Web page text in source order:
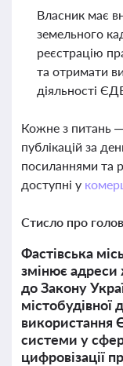
Власник має
земельного
реєстрацію
та отримати
діяльності
Кожне з питань
публікацій за
посиланнями та
доступні у
Стисло про
Фастівська
змінює адреси
до Закону
містобудівної
використання
системи у
цифровізації